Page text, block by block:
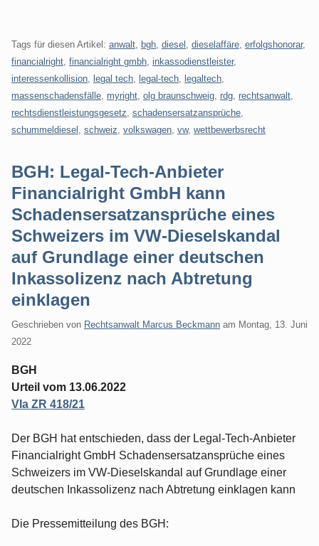
Tags für diesen Artikel: anwalt bgh diesel dieselaffäre erfolgshonorar,
financialright financialright gmbh inkassodienstleister,
interessenkollision
legal tech legal-tech legaltech
massenschadensfälle myright olg braunschweig rdg rechtsanwalt
rechtsdienstleistungsgesetz schadensersatzansprüche
schummeldiesel
schweiz volkswagen vw, wettbewerbsrecht
BGH: Legal-Tech-Anbieter
Financialright GmbH kann
Schadensersatzansprüche eines
Schweizers im VW-Dieselskandal
auf Grundlage einer deutschen
Inkassolizenz nach Abtretung
einklagen
Geschrieben von Rechtsanwalt Marcus Beckmann am Montag, 13. Juni
2022
BGH
Urteil vom 13.06.2022
VIa ZR 418/21
Der BGH hat entschieden, dass der Legal-Tech-Anbieter
Financialright GmbH Schadensersatzansprüche eines
Schweizers im VW-Dieselskandal auf Grundlage einer
deutschen Inkassolizenz nach Abtretung einklagen kann
Die Pressemitteilung des BGH: